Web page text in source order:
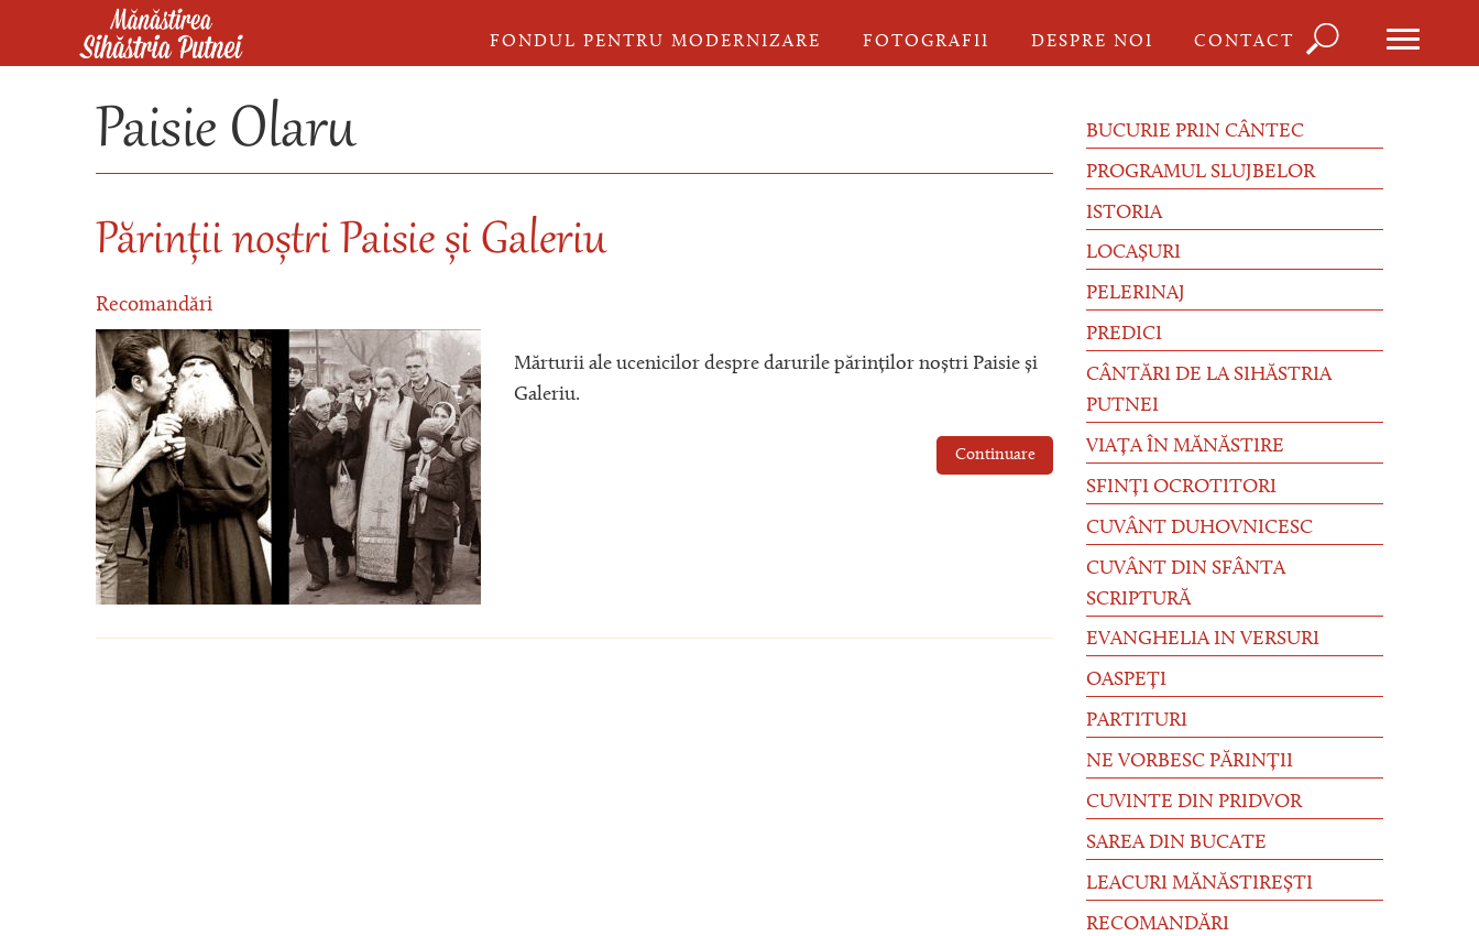
Mergi la conţinutul principal
FONDUL PENTRU MODERNIZARE FOTOGRAFII DESPRE NOI CONTACT
căutare
Paisie Olaru
Părinții noștri Paisie și Galeriu
Recomandări
Mărturii ale ucenicilor despre darurile părinților noștri Paisie și
Galeriu.
Continuare
BUCURIE PRIN CÂNTEC
PROGRAMUL SLUJBELOR
ISTORIA
LOCAȘURI
PELERINAJ
PREDICI
CÂNTĂRI DE LA SIHĂSTRIA
PUTNEI
VIAȚA ÎN MĂNĂSTIRE
SFINȚI OCROTITORI
CUVÂNT DUHOVNICESC
CUVÂNT DIN SFÂNTA
SCRIPTURĂ
EVANGHELIA IN VERSURI
OASPEȚI
PARTITURI
NE VORBESC PĂRINȚII
CUVINTE DIN PRIDVOR
SAREA DIN BUCATE
LEACURI MĂNĂSTIREȘTI
RECOMANDĂRI